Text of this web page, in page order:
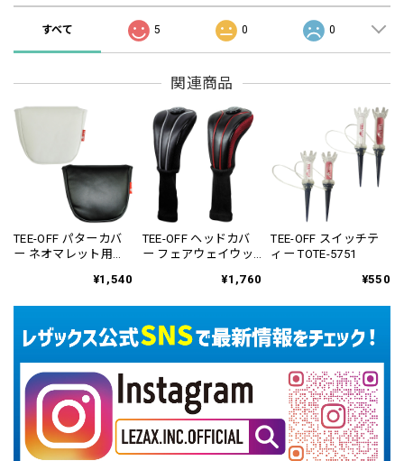
すべて 5 0 0
関連商品
TEE-OFF パターカバ
ー ネオマレット用
¥1,540
TEE-OFF ヘッドカバ
ー フェアウェイウッ
¥1,760
TEE-OFF スイッチテ
ィー TOTE-5751
¥550